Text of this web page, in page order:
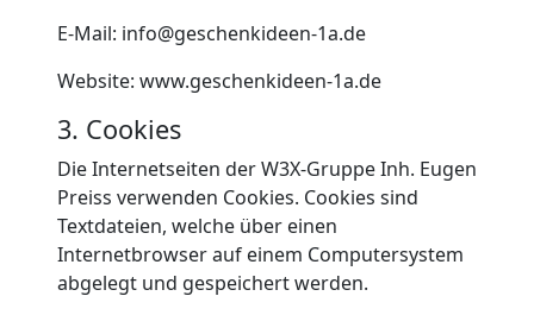
E-Mail: info@geschenkideen-1a.de
Website: www.geschenkideen-1a.de
3. Cookies
Die Internetseiten der W3X-Gruppe Inh. Eugen
Preiss verwenden Cookies. Cookies sind
Textdateien, welche über einen
Internetbrowser auf einem Computersystem
abgelegt und gespeichert werden.